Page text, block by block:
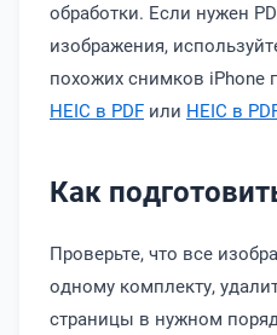
обработки. Если нужен
изображения,
похожих снимков iPhone
HEIC в PDF или HEIC в PDF
Как
Проверьте, что все
одному комплекту,
страницы в нужном